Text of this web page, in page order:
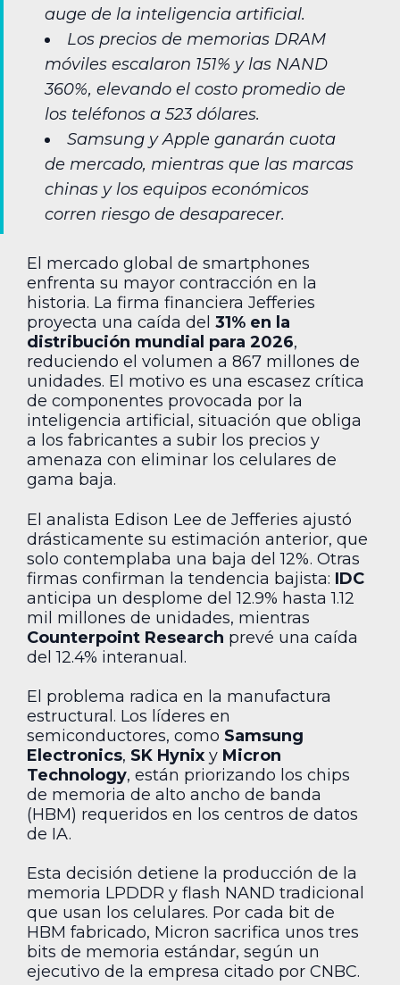
auge de la inteligencia artificial.
Los precios de memorias DRAM
móviles escalaron 151% y las NAND
360%, elevando el costo promedio de
los teléfonos a 523 dólares.
Samsung y Apple ganarán cuota
de mercado, mientras que las marcas
chinas y los equipos económicos
corren riesgo de desaparecer.
El mercado global de smartphones
enfrenta su mayor contracción en la
historia. La firma financiera Jefferies
proyecta una caída del 31% en la
distribución mundial para 2026,
reduciendo el volumen a 867 millones de
unidades. El motivo es una escasez crítica
de componentes provocada por la
inteligencia artificial, situación que obliga
a los fabricantes a subir los precios y
amenaza con eliminar los celulares de
gama baja.
El analista Edison Lee de Jefferies ajustó
drásticamente su estimación anterior, que
solo contemplaba una baja del 12%. Otras
firmas confirman la tendencia bajista: IDC
anticipa un desplome del 12.9% hasta 1.12
mil millones de unidades, mientras
Counterpoint Research prevé una caída
del 12.4% interanual.
El problema radica en la manufactura
estructural. Los líderes en
semiconductores, como Samsung
Electronics, SK Hynix y Micron
Technology, están priorizando los chips
de memoria de alto ancho de banda
(HBM) requeridos en los centros de datos
de IA.
Esta decisión detiene la producción de la
memoria LPDDR y flash NAND tradicional
que usan los celulares. Por cada bit de
HBM fabricado, Micron sacrifica unos tres
bits de memoria estándar, según un
ejecutivo de la empresa citado por CNBC.